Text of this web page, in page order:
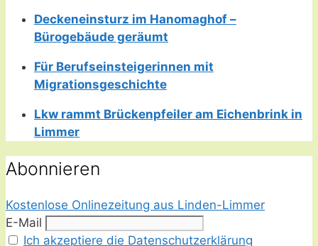
Deckeneinsturz im Hanomaghof –
Bürogebäude geräumt
Für Berufseinsteigerinnen mit
Migrationsgeschichte
Lkw rammt Brückenpfeiler am Eichenbrink in
Limmer
Abonnieren
Kostenlose Onlinezeitung aus Linden-Limmer
E-Mail
Ich akzeptiere die Datenschutzerklärung